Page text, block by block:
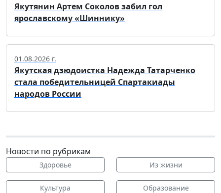
Якутянин Артем Соколов забил гол
ярославскому «Шиннику»
01.08.2026 г.
Якутская дзюдоистка Надежда Татарченко
стала победительницей Спартакиады
народов России
Новости по рубрикам
Здоровье Из жизни
Культура Образование